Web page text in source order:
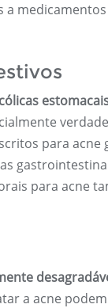
para
para acne
a acne